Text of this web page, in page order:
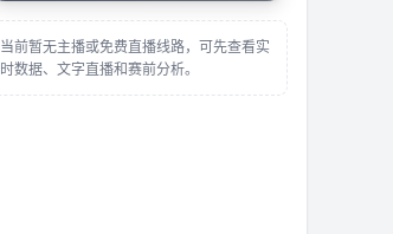
当前暂无主播或免费直播线路，可先查看实
时数据、文字直播和赛前分析。